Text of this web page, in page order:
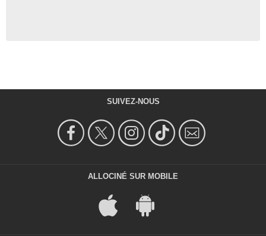
SUIVEZ-NOUS
ALLOCINÉ SUR MOBILE